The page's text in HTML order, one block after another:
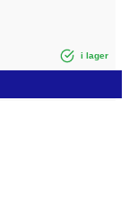
i lager